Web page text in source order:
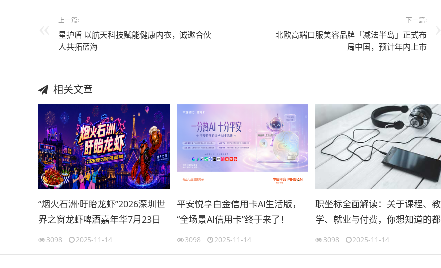
上一篇:
星护盾 以航天科技赋能健康内衣，诚邀合伙
人共拓蓝海
下一篇:
北欧高端口服美容品牌「减法半岛」正式布
局中国，预计年内上市
相关文章
“烟火石洲·盱眙龙虾”2026深圳世
界之窗龙虾啤酒嘉年华7月23日
正式启幕
3098 2025-11-14
平安悦享白金信用卡AI生活版，
“全场景AI信用卡”终于来了！
3098 2025-11-14
职坐标全面解读：关于课程、教
学、就业与付费，你想知道的都
在这里
3098 2025-11-14